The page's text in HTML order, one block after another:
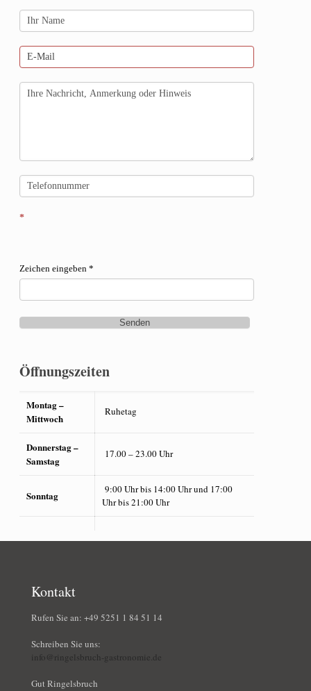
*
Zeichen eingeben*
Öffnungszeiten
Montag –
Mittwoch
Ruhetag
Donnerstag –
Samstag
17.00 – 23.00 Uhr
Sonntag
9:00 Uhr bis 14:00 Uhr und 17:00
Uhr bis 21:00 Uhr
Kontakt
Rufen Sie an: +49 5251 1 84 51 14
Schreiben Sie uns:
info@ringelsbruch-gastronomie.de
Gut Ringelsbruch